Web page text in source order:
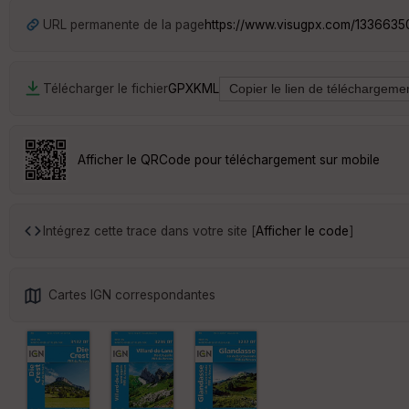
URL permanente de la pagehttps://www.visugpx.com/
Télécharger le fichierGPXKML
Afficher le QRCode pour téléchargement sur mobile
Intégrez cette trace dans votre site [Afficher le code]
Cartes IGN correspondantes